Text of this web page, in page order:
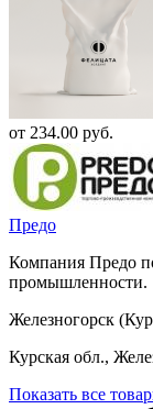
от 234.00 руб.
Предо
Компания Предо
промышленности.
Железногорск
Курская обл.,
Показать все